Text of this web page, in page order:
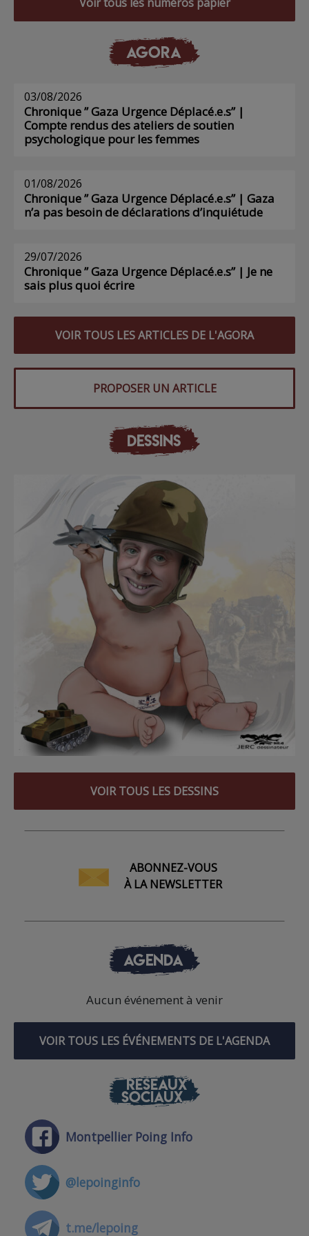
AGORA
03/08/2026
Chronique ” Gaza Urgence Déplacé.e.s” |
Compte rendus des ateliers de soutien
psychologique pour les femmes
01/08/2026
Chronique ” Gaza Urgence Déplacé.e.s” | Gaza
n’a pas besoin de déclarations d’inquiétude
29/07/2026
Chronique ” Gaza Urgence Déplacé.e.s” | Je ne
sais plus quoi écrire
VOIR TOUS LES ARTICLES DE L'AGORA
PROPOSER UN ARTICLE
DESSINS
VOIR TOUS LES DESSINS
ABONNEZ-VOUS
À LA NEWSLETTER
AGENDA
Aucun événement à venir
VOIR TOUS LES ÉVÉNEMENTS DE L'AGENDA
RÉSEAUX
SOCIAUX
Montpellier Poing Info
@lepoinginfo
t.me/lepoing